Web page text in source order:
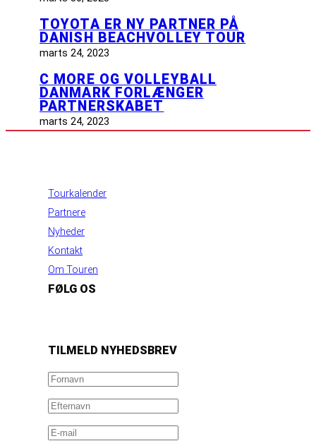
TOYOTA ER NY PARTNER PÅ
DANISH BEACHVOLLEY TOUR
marts 24, 2023
C MORE OG VOLLEYBALL
DANMARK FORLÆNGER
PARTNERSKABET
marts 24, 2023
Tourkalender
Partnere
Nyheder
Kontakt
Om Touren
FØLG OS
TILMELD NYHEDSBREV